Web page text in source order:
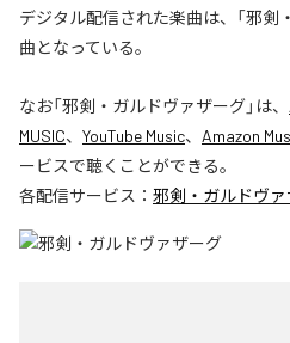
デジタル配信された楽曲は、「邪剣
曲となっている。
なお「邪剣・ガルドヴァザーグ」は、
MUSIC、 YouTube Music、 Amazon
ービスで聴くことができる。
各配信サービス： 邪剣・ガルドヴ